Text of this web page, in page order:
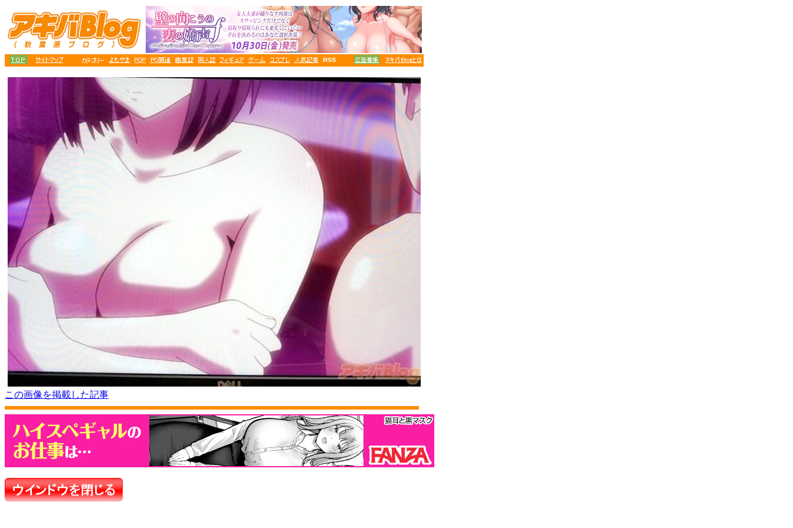
この画像を掲載した記事